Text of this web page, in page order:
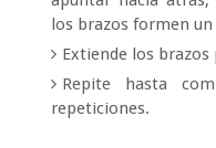
los brazos formen
Extiende los brazos
Repite hasta
repeticiones.